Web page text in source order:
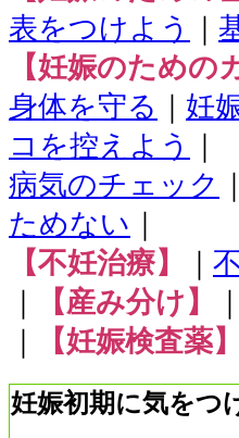
表をつけよう
【妊娠のための
身体を守る
妊
コを控えよう
病気のチェック
ためない
【不妊治療】
【産み分け】
【妊娠検査薬】
妊娠初期に気をつ